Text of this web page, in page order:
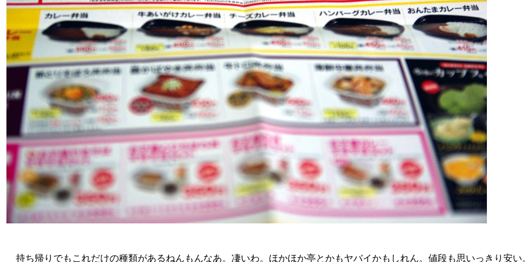
持ち帰りでもこれだけの種類があるねんもんなあ。凄いわ。ほかほか亭とかもヤバイかもしれん。値段も思いっきり安い